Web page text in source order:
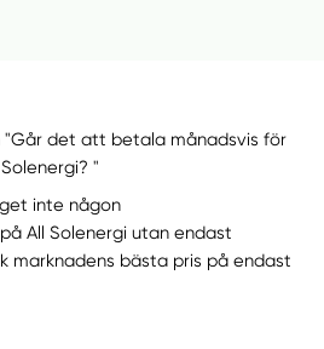
det att betala månadsvis för
"
inte någon
All Solenergi utan endast
marknadens bästa pris på endast